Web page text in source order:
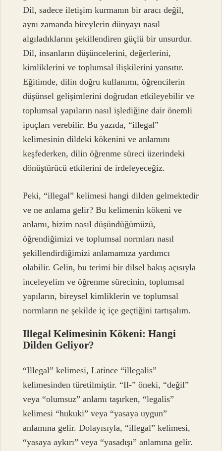
Dil, sadece iletişim kurmanın bir aracı değil,
aynı zamanda bireylerin dünyayı nasıl
algıladıklarını şekillendiren güçlü bir unsurdur.
Dil, insanların düşüncelerini, değerlerini,
kimliklerini ve toplumsal ilişkilerini yansıtır.
Eğitimde, dilin doğru kullanımı, öğrencilerin
düşünsel gelişimlerini doğrudan etkileyebilir ve
toplumsal yapıların nasıl işlediğine dair önemli
ipuçları verebilir. Bu yazıda, “illegal”
kelimesinin dildeki kökenini ve anlamını
keşfederken, dilin öğrenme süreci üzerindeki
dönüştürücü etkilerini de irdeleyeceğiz.
Peki, “illegal” kelimesi hangi dilden gelmektedir
ve ne anlama gelir? Bu kelimenin kökeni ve
anlamı, bizim nasıl düşündüğümüzü,
öğrendiğimizi ve toplumsal normları nasıl
şekillendirdiğimizi anlamamıza yardımcı
olabilir. Gelin, bu terimi bir dilsel bakış açısıyla
inceleyelim ve öğrenme sürecinin, toplumsal
yapıların, bireysel kimliklerin ve toplumsal
normların ne şekilde iç içe geçtiğini tartışalım.
Illegal Kelimesinin Kökeni: Hangi
Dilden Geliyor?
“Illegal” kelimesi, Latince “illegalis”
kelimesinden türetilmiştir. “Il-” öneki, “değil”
veya “olumsuz” anlamı taşırken, “legalis”
kelimesi “hukuki” veya “yasaya uygun”
anlamına gelir. Dolayısıyla, “illegal” kelimesi,
“yasaya aykırı” veya “yasadışı” anlamına gelir.